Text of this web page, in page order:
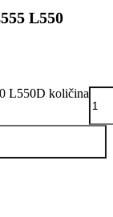
L550
L550D količina